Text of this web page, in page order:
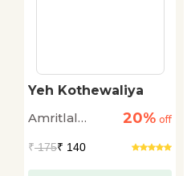
Yeh Kothewaliya
Amritlal
20% off
₹175₹ 140